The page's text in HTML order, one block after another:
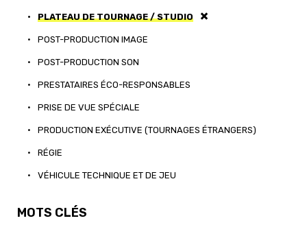
• PLATEAU DE TOURNAGE / STUDIO
• POST-PRODUCTION IMAGE
• POST-PRODUCTION SON
• PRESTATAIRES ÉCO-RESPONSABLES
• PRISE DE VUE SPÉCIALE
• PRODUCTION EXÉCUTIVE (TOURNAGES ÉTRANGERS)
• RÉGIE
• VÉHICULE TECHNIQUE ET DE JEU
MOTS CLÉS